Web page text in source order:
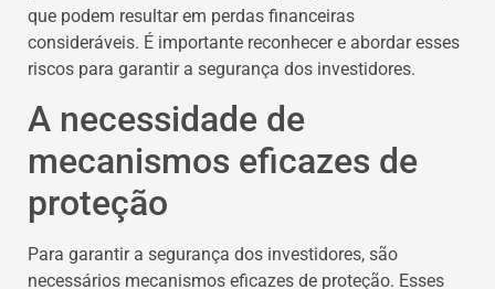
que podem resultar em perdas financeiras
consideráveis. É importante reconhecer e abordar esses
riscos para garantir a segurança dos investidores.
A necessidade de
mecanismos eficazes de
proteção
Para garantir a segurança dos investidores, são
necessários mecanismos eficazes de proteção. Esses